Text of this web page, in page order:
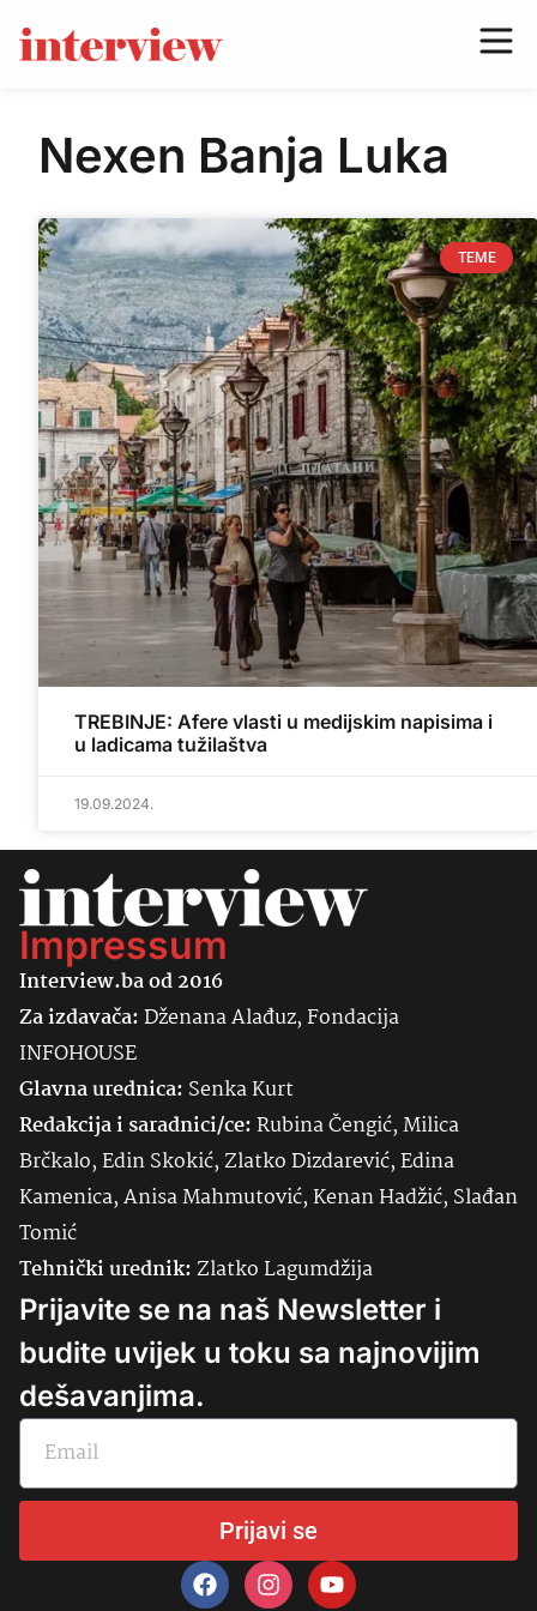
Nexen Banja Luka
TEME
TREBINJE: Afere vlasti u medijskim napisima i
u ladicama tužilaštva
19.09.2024.
Impressum
Interview.ba od 2016
Za izdavača:Dženana Alađuz, Fondacija
INFOHOUSE
Glavna urednica: SenkaKurt
Redakcija i saradnici/ce:Rubina Čengić, Milica
Brčkalo, Edin Skokić, Zlatko Dizdarević, Edina
Kamenica, Anisa Mahmutović, Kenan Hadžić, Slađan
Tomić
Tehnički urednik:Zlatko Lagumdžija
Prijavite se na naš Newsletter i
budite uvijek u toku sa najnovijim
dešavanjima.
Prijavi se